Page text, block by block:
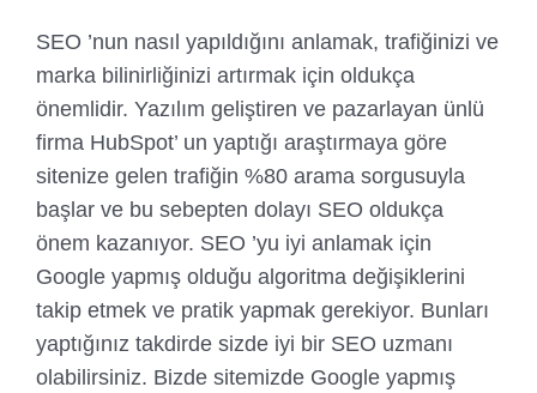
SEO ’nun nasıl yapıldığını anlamak, trafiğinizi ve
marka bilinirliğinizi artırmak için oldukça
önemlidir. Yazılım geliştiren ve pazarlayan ünlü
firma HubSpot’ un yaptığı araştırmaya göre
sitenize gelen trafiğin %80 arama sorgusuyla
başlar ve bu sebepten dolayı SEO oldukça
önem kazanıyor. SEO ’yu iyi anlamak için
Google yapmış olduğu algoritma değişiklerini
takip etmek ve pratik yapmak gerekiyor. Bunları
yaptığınız takdirde sizde iyi bir SEO uzmanı
olabilirsiniz. Bizde sitemizde Google yapmış